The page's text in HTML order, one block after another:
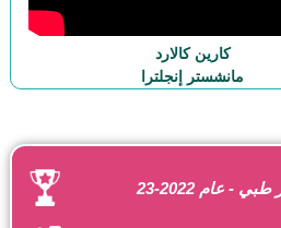
كارين كالارد
مانشستر إنجلترا
عام 2022-23